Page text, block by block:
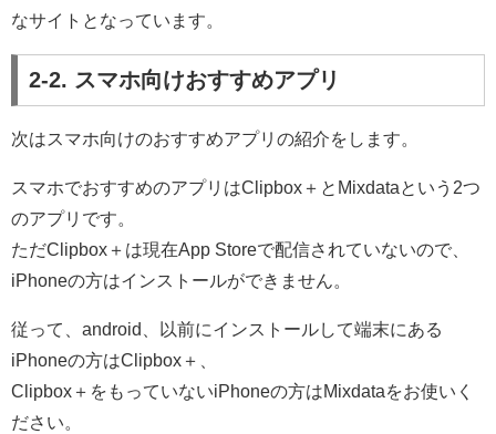
なサイトとなっています。
2-2. スマホ向けおすすめアプリ
次はスマホ向けのおすすめアプリの紹介をします。
スマホでおすすめのアプリはClipbox＋とMixdataという2つ
のアプリです。
ただClipbox＋は現在App Storeで配信されていないので、
iPhoneの方はインストールができません。
従って、android、以前にインストールして端末にある
iPhoneの方はClipbox＋、
Clipbox＋をもっていないiPhoneの方はMixdataをお使いく
ださい。